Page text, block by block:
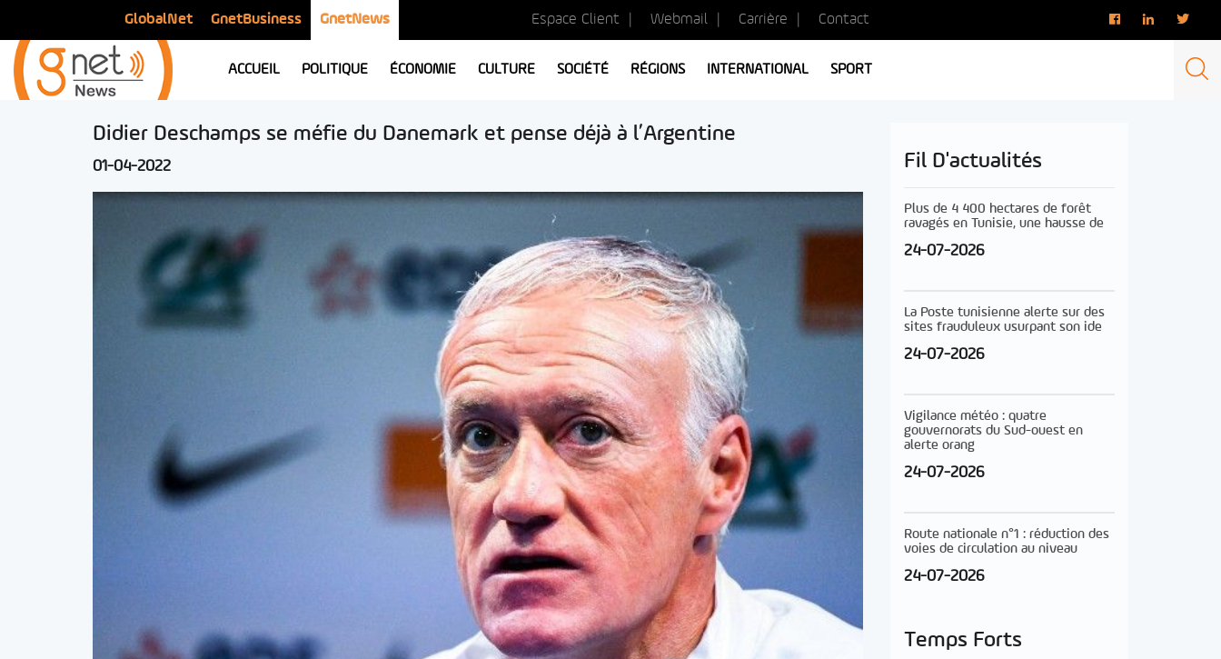
GlobalNet GnetBusiness GnetNews Espace Client Webmail Carrière Contact
ACCUEIL POLITIQUE ÉCONOMIE CULTURE SOCIÉTÉ RÉGIONS INTERNATIONAL SPORT
Didier Deschamps se méfie du Danemark et pense déjà à l’Argentine
01-04-2022 Fil D'actualités
Plus de 4 400 hectares de forêt
ravagés en Tunisie, une hausse de
24-07-2026
La Poste tunisienne alerte sur des
sites frauduleux usurpant son ide
24-07-2026
Vigilance météo : quatre
gouvernorats du Sud-ouest en
alerte orang
24-07-2026
Route nationale n°1 : réduction des
voies de circulation au niveau
24-07-2026
Temps Forts